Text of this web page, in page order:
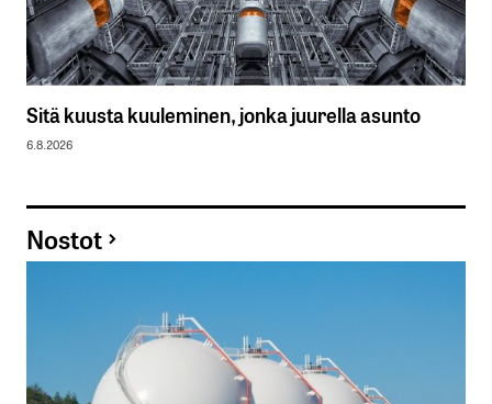
Sitä kuusta kuuleminen, jonka juurella asunto
6.8.2026
Nostot